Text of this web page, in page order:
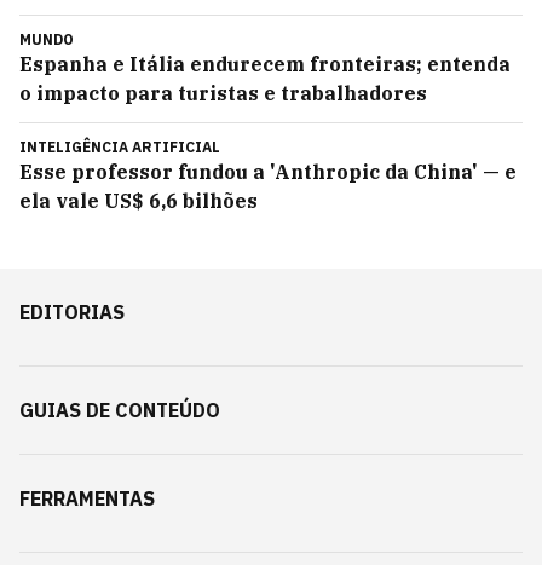
MUNDO
Espanha e Itália endurecem fronteiras; entenda
o impacto para turistas e trabalhadores
INTELIGÊNCIA ARTIFICIAL
Esse professor fundou a 'Anthropic da China' — e
ela vale US$ 6,6 bilhões
EDITORIAS
GUIAS DE CONTEÚDO
FERRAMENTAS